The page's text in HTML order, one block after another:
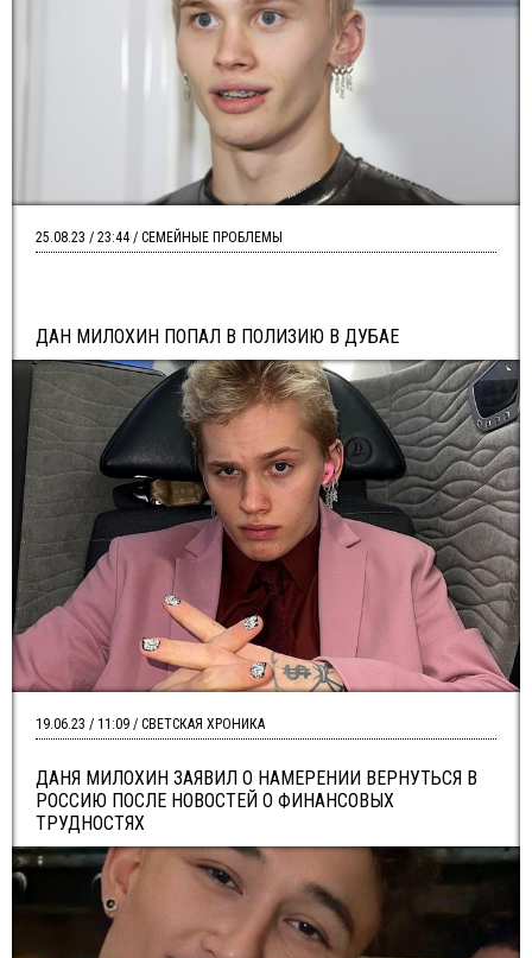
ДАН МИЛОХИН ПОПАЛ В ПОЛИЗИЮ В ДУБАЕ
25.08.23 / 23:44 / СЕМЕЙНЫЕ ПРОБЛЕМЫ
ДАНЯ МИЛОХИН ЗАЯВИЛ О НАМЕРЕНИИ ВЕРНУТЬСЯ В
РОССИЮ ПОСЛЕ НОВОСТЕЙ О ФИНАНСОВЫХ
ТРУДНОСТЯХ
19.06.23 / 11:09 / СВЕТСКАЯ ХРОНИКА